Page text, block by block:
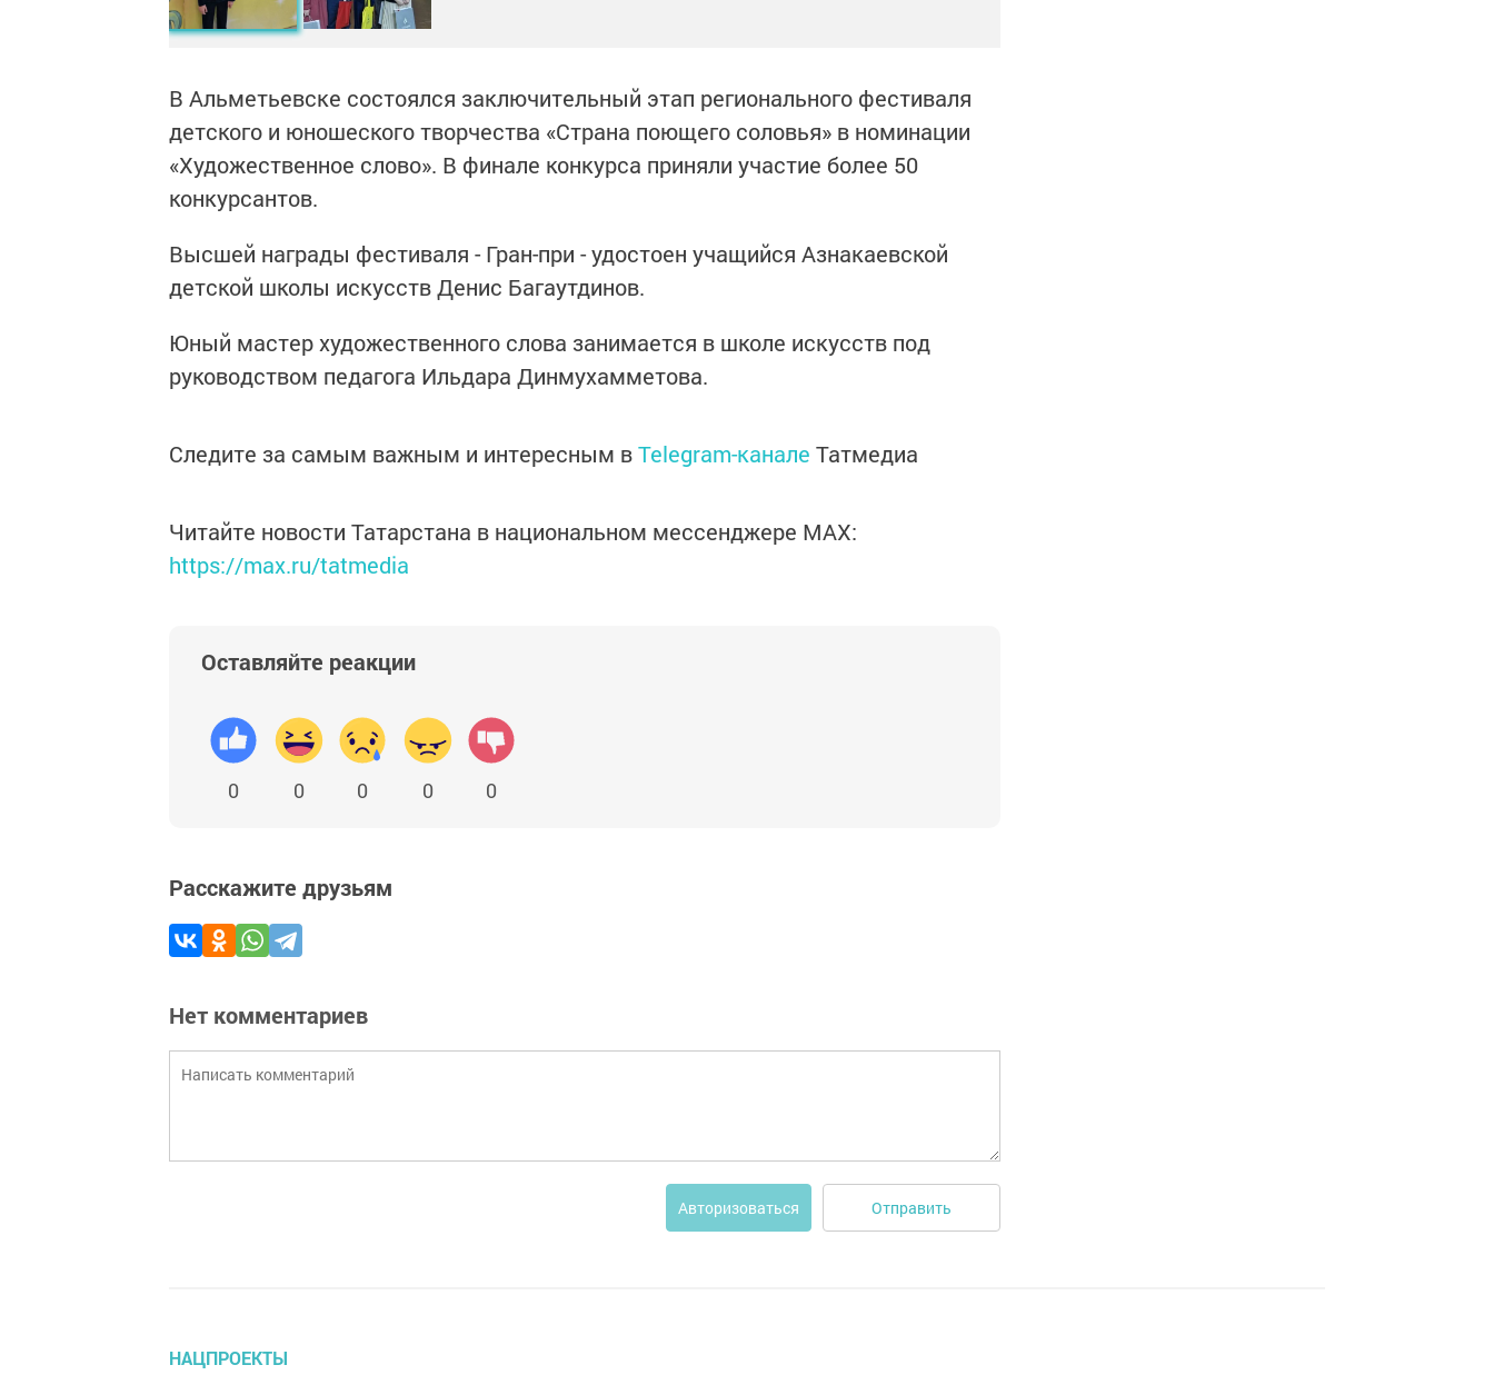
В Альметьевске состоялся заключительный этап регионального фестиваля
детского и юношеского творчества «Страна поющего соловья» в номинации
«Художественное слово». В финале конкурса приняли участие более 50
конкурсантов.
Высшей награды фестиваля - Гран-при - удостоен учащийся Азнакаевской
детской школы искусств Денис Багаутдинов.
Юный мастер художественного слова занимается в школе искусств под
руководством педагога Ильдара Динмухамметова.
Следите за самым важным и интересным вTelegram-канале Татмедиа
Читайте новости Татарстана в национальном мессенджере MАХ:
https://max.ru/tatmedia
Оставляйте реакции
0 0 0 0 0
Расскажите друзьям
Нет комментариев
Авторизоваться Отправить
НАЦПРОЕКТЫ